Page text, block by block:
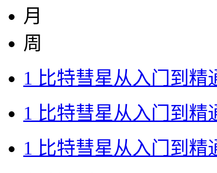
月
周
1 比特彗星从入门到精
1 比特彗星从入门到精
1 比特彗星从入门到精